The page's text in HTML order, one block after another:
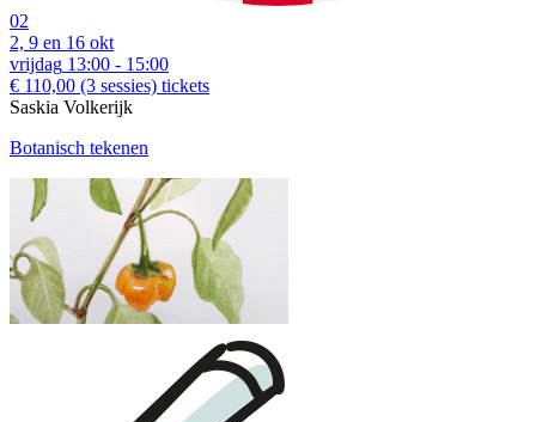
02
2, 9 en 16 okt
vrijdag 13:00 - 15:00
€ 110,00 (3 sessies) tickets
Saskia Volkerijk
Botanisch tekenen